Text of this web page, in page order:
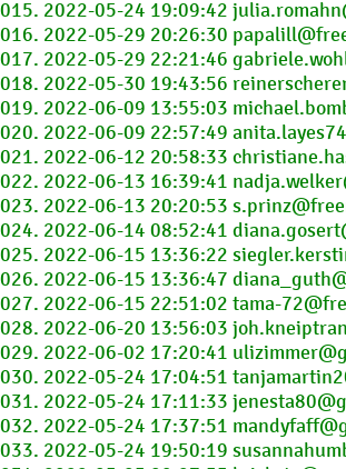
015. 2022-05-24 19:09:42
016. 2022-05-29 20:26:30
017. 2022-05-29 22:21:46
018. 2022-05-30 19:43:56
019. 2022-06-09 13:55:03
020. 2022-06-09 22:57:49
021. 2022-06-12 20:58:33
022. 2022-06-13 16:39:41
023. 2022-06-13 20:20:53
024. 2022-06-14 08:52:41
025. 2022-06-15 13:36:22
026. 2022-06-15 13:36:47
027. 2022-06-15 22:51:02 tama-
028. 2022-06-20 13:56:03
029. 2022-06-02 17:20:41
030. 2022-05-24 17:04:51
031. 2022-05-24 17:11:33
032. 2022-05-24 17:37:51
033. 2022-05-24 19:50:19